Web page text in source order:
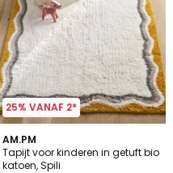
25% VANAF 2*
AM.PM
Tapijt voor kinderen in getuft bio
katoen, Spili